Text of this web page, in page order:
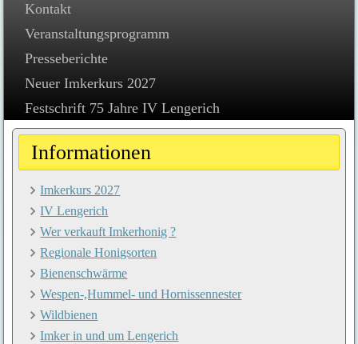
Kontakt
Veranstaltungsprogramm
Presseberichte
Neuer Imkerkurs 2027
Festschrift 75 Jahre IV Lengerich
Informationen
Imkerkurs 2027
IV Lengerich
Wer verkauft Imkerhonig ?
Regionale Honigsorten
Bienenschwärme
Wespen-,Hummel- und Hornissennester
Wildbienen
Imker in und um Lengerich